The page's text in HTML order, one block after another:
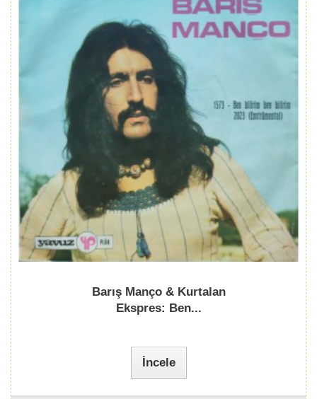
Barış Manço & Kurtalan
Ekspres: Ben...
İncele